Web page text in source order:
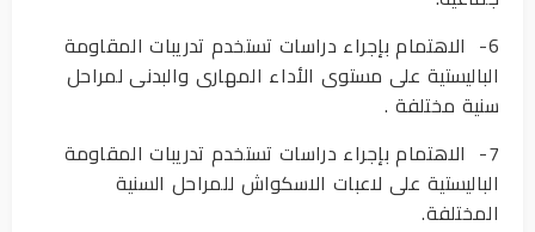
6- الاهتمام بإجراء دراسات تستخدم تدريبات المقاومة
الباليستية على مستوى الأداء المهارى والبدنى لمراحل
سنية مختلفة .
7- الاهتمام بإجراء دراسات تستخدم تدريبات المقاومة
الباليستية على لاعبات الاسكواش للمراحل السنية
المختلفة.